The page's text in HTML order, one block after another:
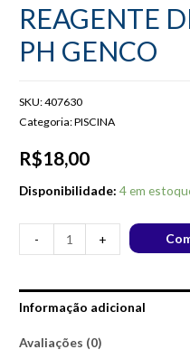
REAGENTE
PH GENCO
SKU:407630
Categoria:PISCINA
R$18,00
Disponibilidade: 4 em
- +
Informação adicional
Avaliações (0)